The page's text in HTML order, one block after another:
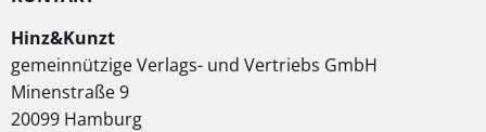
Hinz&Kunzt
gemeinnützige Verlags- und Vertriebs GmbH
Minenstraße 9
20099 Hamburg